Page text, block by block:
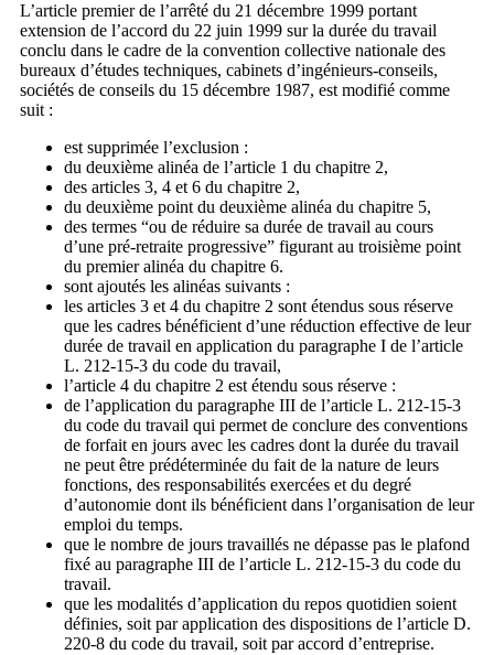
L’article premier de l’arrêté du 21 décembre 1999 portant
extension de l’accord du 22 juin 1999 sur la durée du travail
conclu dans le cadre de la convention collective nationale des
bureaux d’études techniques, cabinets d’ingénieurs-conseils,
sociétés de conseils du 15 décembre 1987, est modifié comme
suit :
est supprimée l’exclusion :
du deuxième alinéa de l’article 1 du chapitre 2,
des articles 3, 4 et 6 du chapitre 2,
du deuxième point du deuxième alinéa du chapitre 5,
des termes “ou de réduire sa durée de travail au cours
d’une pré-retraite progressive” figurant au troisième point
du premier alinéa du chapitre 6.
sont ajoutés les alinéas suivants :
les articles 3 et 4 du chapitre 2 sont étendus sous réserve
que les cadres bénéficient d’une réduction effective de leur
durée de travail en application du paragraphe I de l’article
L. 212-15-3 du code du travail,
l’article 4 du chapitre 2 est étendu sous réserve :
de l’application du paragraphe III de l’article L. 212-15-3
du code du travail qui permet de conclure des conventions
de forfait en jours avec les cadres dont la durée du travail
ne peut être prédéterminée du fait de la nature de leurs
fonctions, des responsabilités exercées et du degré
d’autonomie dont ils bénéficient dans l’organisation de leur
emploi du temps.
que le nombre de jours travaillés ne dépasse pas le plafond
fixé au paragraphe III de l’article L. 212-15-3 du code du
travail.
que les modalités d’application du repos quotidien soient
définies, soit par application des dispositions de l’article D.
220-8 du code du travail, soit par accord d’entreprise.